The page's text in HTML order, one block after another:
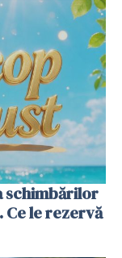
schimbărilor
le rezervă